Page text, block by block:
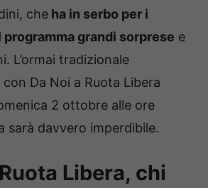
che ha in serbo per i
grandi sorprese e
L’ormai tradizionale
Da Noi a Ruota Libera
2 ottobre alle ore
sarà davvero imperdibile.
Libera, chi